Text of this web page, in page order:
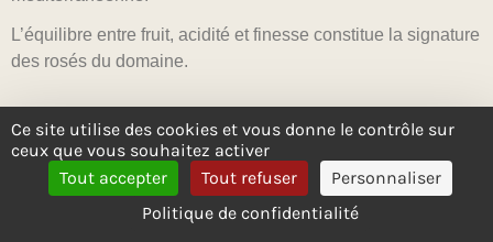
L’équilibre entre fruit, acidité et finesse constitue la signature
des rosés du domaine.
LES BLANCS : TENSION ET
MINÉRALITÉ
Ce site utilise des cookies et vous donne le contrôle sur
ceux que vous souhaitez activer
Tout accepter
Tout refuser
Personnaliser
Politique de confidentialité